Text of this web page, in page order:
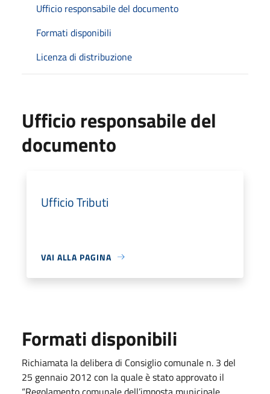
Ufficio responsabile del documento
Formati disponibili
Licenza di distribuzione
Ufficio responsabile del
documento
Ufficio Tributi
VAI ALLA PAGINA
Formati disponibili
Richiamata la delibera di Consiglio comunale n. 3 del
25 gennaio 2012 con la quale è stato approvato il